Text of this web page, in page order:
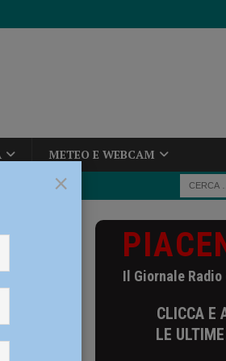
METEO E WEBCAM
alla 6
Il Giornale Radio
CLICCA E
LE
×